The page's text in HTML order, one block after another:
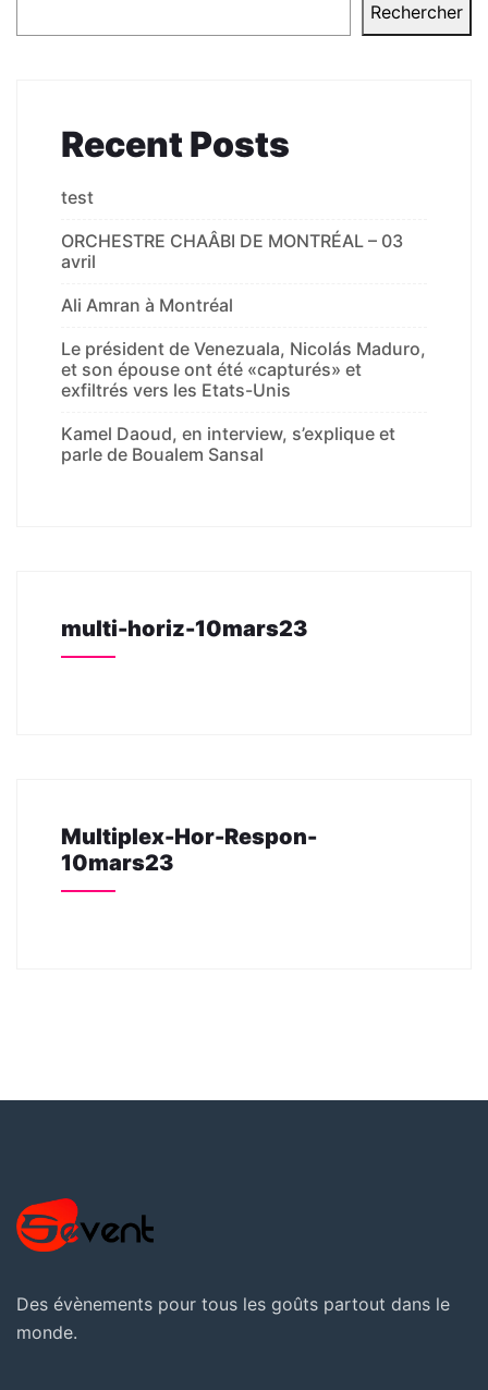
Rechercher
Recent Posts
test
ORCHESTRE CHAÂBI DE MONTRÉAL – 03
avril
Ali Amran à Montréal
Le président de Venezuala, Nicolás Maduro,
et son épouse ont été «capturés» et
exfiltrés vers les Etats-Unis
Kamel Daoud, en interview, s’explique et
parle de Boualem Sansal
multi-horiz-10mars23
Multiplex-Hor-Respon-
10mars23
Des évènements pour tous les goûts partout dans le
monde.